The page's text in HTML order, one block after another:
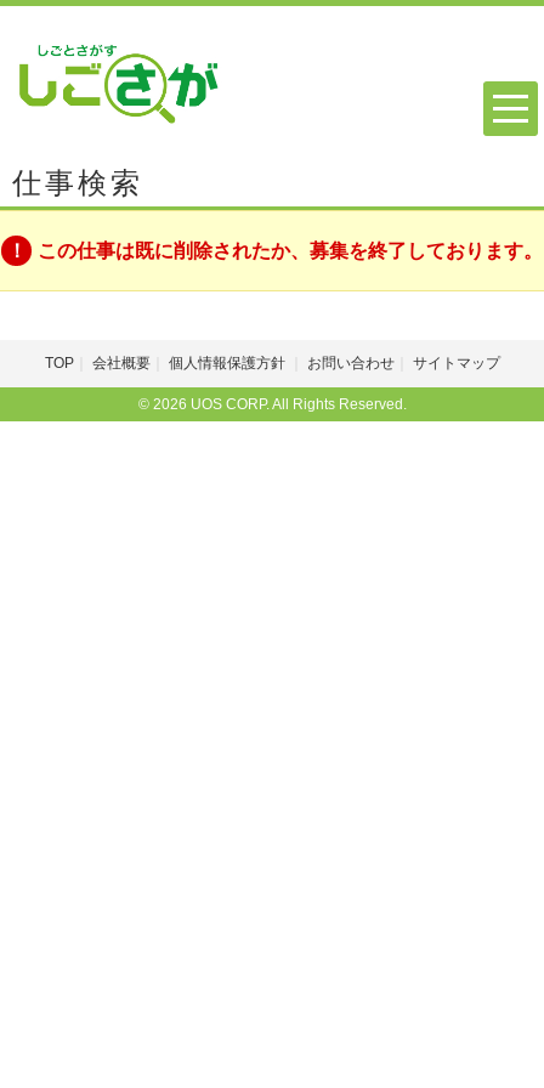
仕事検索
この仕事は既に削除されたか、募集を終了しております。
TOP 会社概要 個人情報保護方針 お問い合わせ サイトマップ
© 2026 UOS CORP. All Rights Reserved.